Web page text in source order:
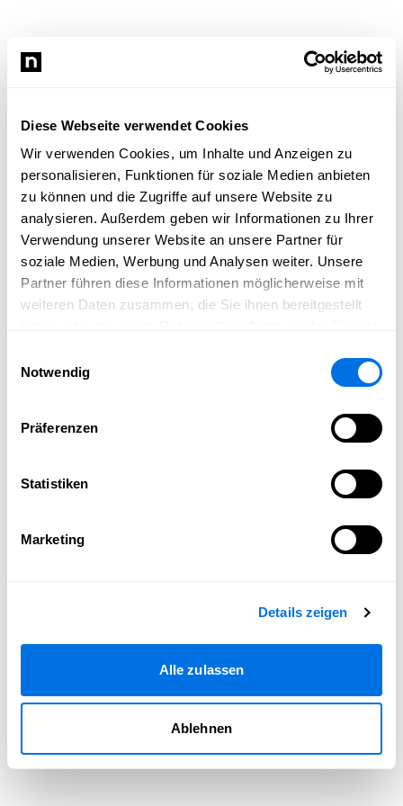
Diese Webseite verwendet Cookies
Wir verwenden Cookies, um Inhalte und Anzeigen zu
personalisieren, Funktionen für soziale Medien anbieten
zu können und die Zugriffe auf unsere Website zu
analysieren. Außerdem geben wir Informationen zu Ihrer
Verwendung unserer Website an unsere Partner für
soziale Medien, Werbung und Analysen weiter. Unsere
Partner führen diese Informationen möglicherweise mit
weiteren Daten zusammen, die Sie ihnen bereitgestellt
Notwendig
Präferenzen
Statistiken
Marketing
Details zeigen
Alle zulassen
Ablehnen
Newsload konnte nicht geladen werden.